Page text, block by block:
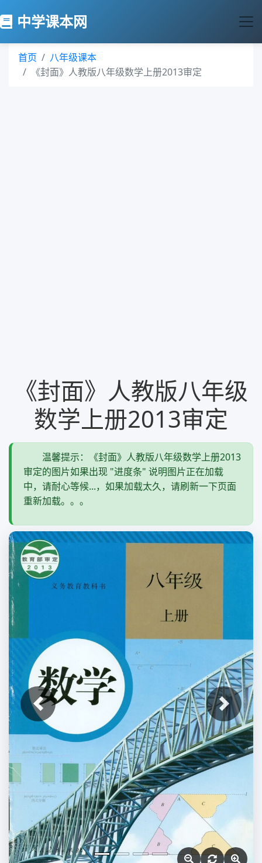
中学课本网
首页
八年级课本
《封面》人教版八年级数学上册2013审定
《封面》人教版八年级
数学上册2013审定
温馨提示：《封面》人教版八年级数学上册2013
审定的图片如果出现 "进度条" 说明图片正在加载
中，请耐心等候...，如果加载太久，请刷新一下页面
重新加载。。。
上一张 下一张